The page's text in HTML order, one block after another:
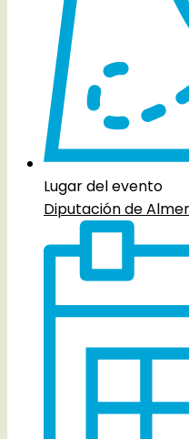
Lugar del evento
Diputación de